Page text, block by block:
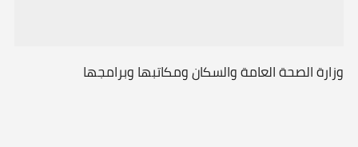
وزارة الصحة العامة والسكان ومكاتبها وبرامجها